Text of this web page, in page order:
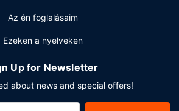
Az én foglalásaim
Ezeken a nyelveken
Up for Newsletter
about news and special offers!